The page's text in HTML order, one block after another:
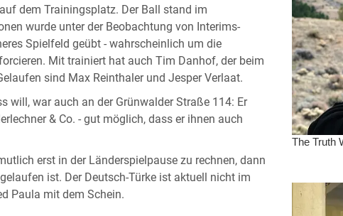
dem Trainingsplatz. Der Ball stand im
wurde unter der Beobachtung von Interims-
Spielfeld geübt - wahrscheinlich um die
Mit trainiert hat auch Tim Danhof, der beim
sind Max Reinthaler und Jesper Verlaat.
will, war auch an der Grünwalder Straße 114: Er
& Co. - gut möglich, dass er ihnen auch
erst in der Länderspielpause zu rechnen, dann
ist. Der Deutsch-Türke ist aktuell nicht im
Paula mit dem Schein.